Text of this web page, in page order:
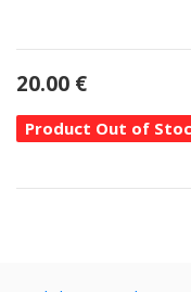
20.00 €
Product Out of